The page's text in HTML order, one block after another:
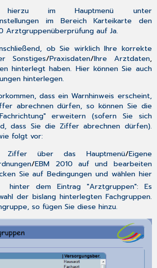
hierzu imHauptmenü unter
im BereichKarteikarte den
Arztgruppenüberprüfung aufJa.
ob Sie wirklich Ihre korrekte
Sonstiges/Praxisdaten/Ihre Arztdaten,
hinterlegt haben. Hier können Sie auch
hinterlegen.
dass ein Warnhinweis erscheint,
abrechnen dürfen, so können Sie die
erweitern (sofern Sie sich
dass Sie die Ziffer abrechnen dürfen).
folgt vor:
Ziffer über das Hauptmenü/Eigene
/EBM 2010 auf und bearbeiten
Sie aufBedingungen und wählen hier
hinter dem Eintrag "Arztgruppen": Es
der bislang hinterlegten Fachgruppen.
so fügen Sie diese hinzu.